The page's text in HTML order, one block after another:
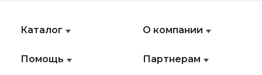
Каталог
Помощь
О компании
Партнерам